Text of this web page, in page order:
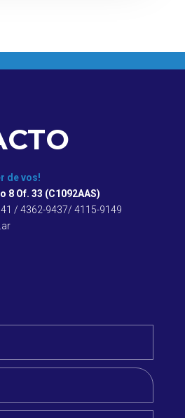
de vos!
8 Of. 33 (C1092AAS)
/ 4362-9437/ 4115-9149